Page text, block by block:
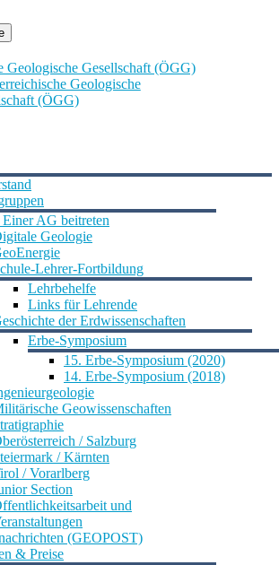
AG beitreten
Geologie
Lehrer-Fortbildung
Lehrbehelfe
Links für Lehrende
der Erdwissenschaften
Erbe-Symposium
15. Erbe-Symposium (2020)
14. Erbe-Symposium (2018)
Geowissenschaften
/ Salzburg
/ Kärnten
/ Vorarlberg
Section
und
(GEOPOST)
& Preise